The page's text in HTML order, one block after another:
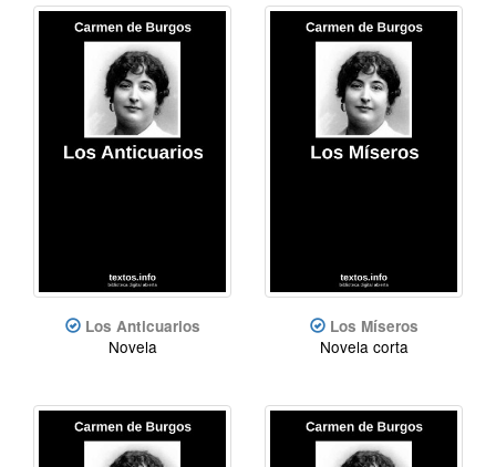
Los Anticuarios
Novela
Los Míseros
Novela corta